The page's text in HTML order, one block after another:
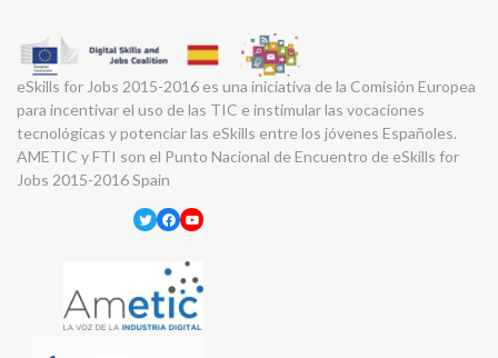
eSkills for Jobs 2015-2016 es una iniciativa de la Comisión Europea
para incentivar el uso de las TIC e instimular las vocaciones
tecnológicas y potenciar las eSkills entre los jóvenes Españoles.
AMETIC y FTI son el Punto Nacional de Encuentro de eSkills for
Jobs 2015-2016 Spain
Twitter
Facebook
YouTube